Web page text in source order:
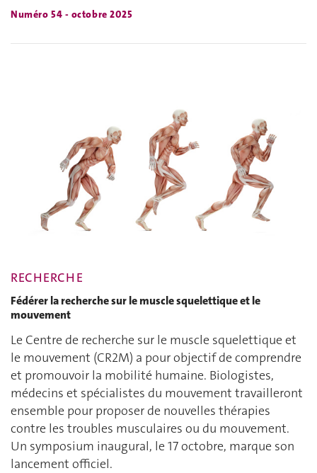
Numéro 54 - octobre 2025
RECHERCHE
Fédérer la recherche sur le muscle squelettique et le
mouvement
Le Centre de recherche sur le muscle squelettique et
le mouvement (CR2M) a pour objectif de comprendre
et promouvoir la mobilité humaine. Biologistes,
médecins et spécialistes du mouvement travailleront
ensemble pour proposer de nouvelles thérapies
contre les troubles musculaires ou du mouvement.
Un symposium inaugural, le 17 octobre, marque son
lancement officiel.